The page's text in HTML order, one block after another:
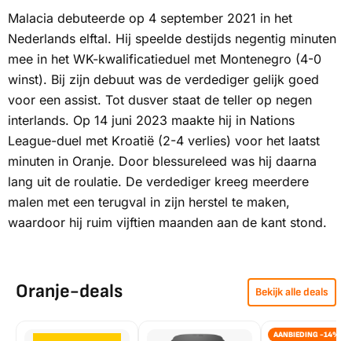
Malacia debuteerde op 4 september 2021 in het
Nederlands elftal. Hij speelde destijds negentig minuten
mee in het WK-kwalificatieduel met Montenegro (4-0
winst). Bij zijn debuut was de verdediger gelijk goed
voor een assist. Tot dusver staat de teller op negen
interlands. Op 14 juni 2023 maakte hij in Nations
League-duel met Kroatië (2-4 verlies) voor het laatst
minuten in Oranje. Door blessureleed was hij daarna
lang uit de roulatie. De verdediger kreeg meerdere
malen met een terugval in zijn herstel te maken,
waardoor hij ruim vijftien maanden aan de kant stond.
Oranje-deals Bekijk alle deals
AANBIEDING -14%